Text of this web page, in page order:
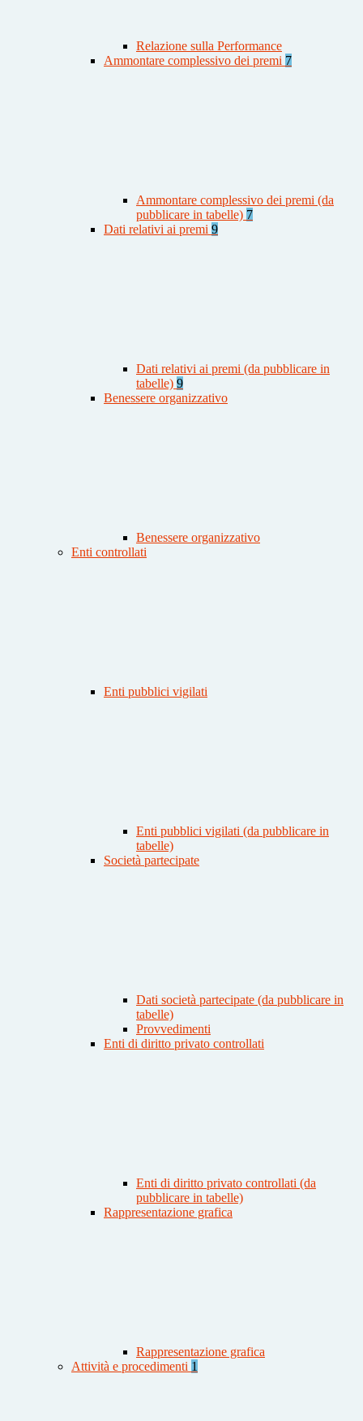
Relazione sulla Performance
Ammontare complessivo dei premi 7
Ammontare complessivo dei premi (da
pubblicare in tabelle) 7
Dati relativi ai premi 9
Dati relativi ai premi (da pubblicare in
tabelle) 9
Benessere organizzativo
Benessere organizzativo
Enti controllati
Enti pubblici vigilati
Enti pubblici vigilati (da pubblicare in
tabelle)
Società partecipate
Dati società partecipate (da pubblicare in
tabelle)
Provvedimenti
Enti di diritto privato controllati
Enti di diritto privato controllati (da
pubblicare in tabelle)
Rappresentazione grafica
Rappresentazione grafica
Attività e procedimenti 1